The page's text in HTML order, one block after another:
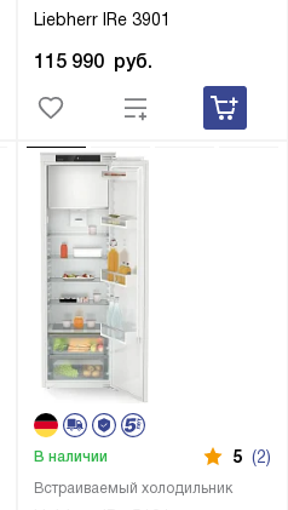
Liebherr IRe 3901
115 990 руб.
Встраиваемый холодильник
В наличии 5 (2)